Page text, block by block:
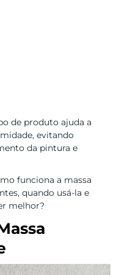
de produto ajuda a
evitando
da pintura e
funciona a massa
quando usá-la e
melhor?